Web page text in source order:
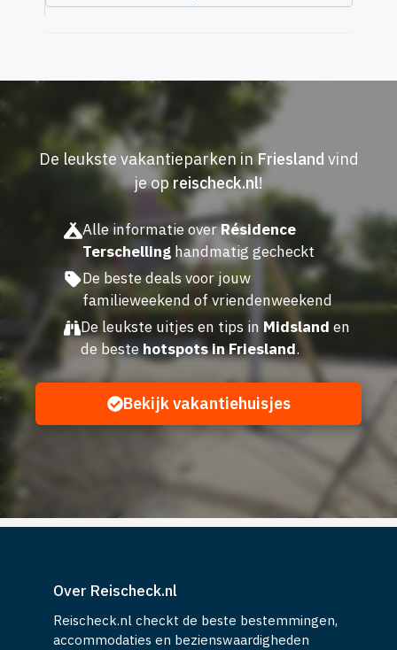
De leukste vakantieparken in Friesland vind
je op reischeck.nl!
Alle informatie overRésidence
Terschellinghandmatig gecheckt
De beste deals voor jouw
familieweekend of vriendenweekend
De leukste uitjes en tips in Midsland en
de beste hotspots in Friesland.
Bekijk vakantiehuisjes
Over Reischeck.nl
Reischeck.nl checkt de beste bestemmingen,
accommodaties en bezienswaardigheden